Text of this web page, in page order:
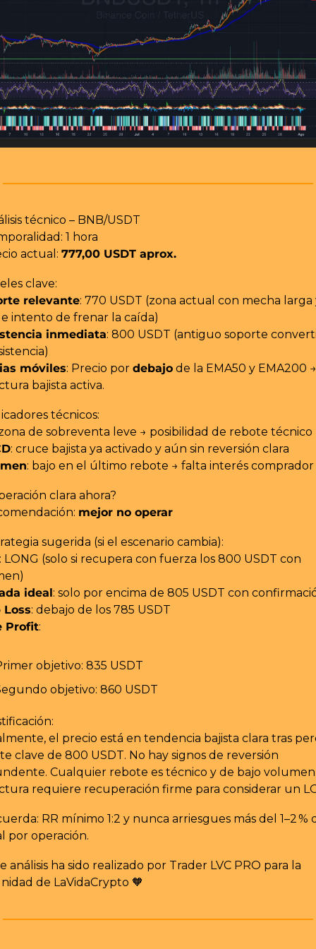
técnico – BNB/USDT
1 hora
actual: 777,00 USDT aprox.
clave:
relevante: 770 USDT (zona actual con mecha larga
intento de frenar la caída)
inmediata: 800 USDT (antiguo soporte
móviles: Precio por debajo de la EMA50 y EMA200 →
bajista activa.
técnicos:
de sobreventa leve → posibilidad de rebote técnico
: cruce bajista ya activado y aún sin reversión clara
: bajo en el último rebote → falta interés comprador
clara ahora?
mejor no operar
sugerida (si el escenario cambia):
LONG (solo si recupera con fuerza los 800 USDT con
ideal: solo por encima de 805 USDT con
Loss: debajo de los 785 USDT
Profit:
objetivo: 835 USDT
objetivo: 860 USDT
el precio está en tendencia bajista clara tras
clave de 800 USDT. No hay signos de reversión
Cualquier rebote es técnico y de bajo
requiere recuperación firme para considerar un
RR mínimo 1:2 y nunca arriesgues más del 1–2 %
por operación.
análisis ha sido realizado por Trader LVC PRO para la
de LaVidaCrypto 🧡